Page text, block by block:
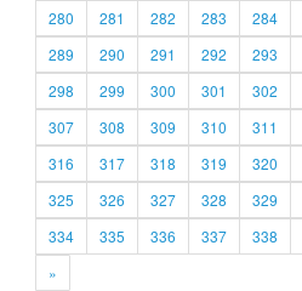
280
281 282 283 284
289
290 291 292 293
298
299 300 301 302
307
308 309 310 311
316
317 318 319 320
325
326 327 328 329
334
335 336 337 338
»